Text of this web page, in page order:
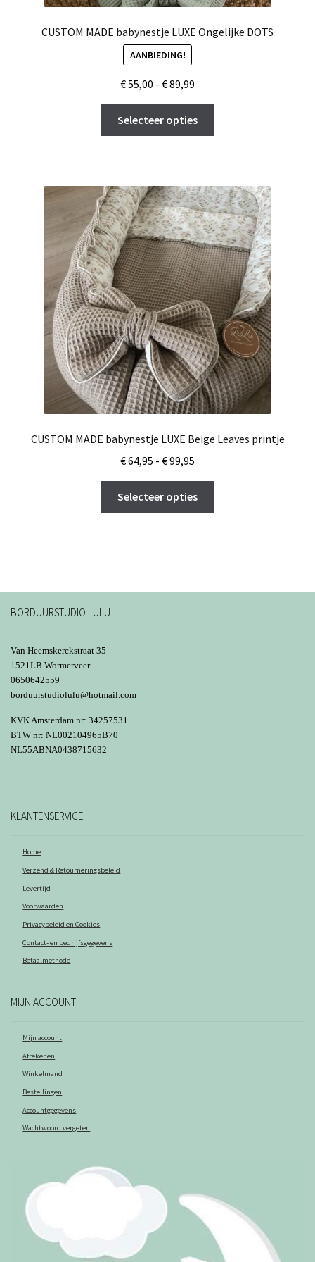
CUSTOM MADE babynestje LUXE Ongelijke DOTS
AANBIEDING!
€55,00 - €89,99
€ 55,00
tot
€ 89,99
Selecteer opties
variaties.
Deze
optie
kan
gekozen
worden
op
de
productpagina
CUSTOM MADE babynestje LUXE Beige Leaves printje
€64,95 - €99,95
tot
€ 99,95
Selecteer opties
optie
BORDUURSTUDIO LULU
Van Heemskerckstraat 35
1521LB Wormerveer
0650642559
borduurstudiolulu@hotmail.com
KVK Amsterdam nr: 34257531
BTW nr: NL002104965B70
NL55ABNA0438715632
KLANTENSERVICE
Home
Verzend & Retourneringsbeleid
Levertijd
Voorwaarden
Privacybeleid en Cookies
Contact- en bedrijfsgegevens
Betaalmethode
MIJN ACCOUNT
Mijn account
Afrekenen
Winkelmand
Bestellingen
Accountgegevens
Wachtwoord vergeten